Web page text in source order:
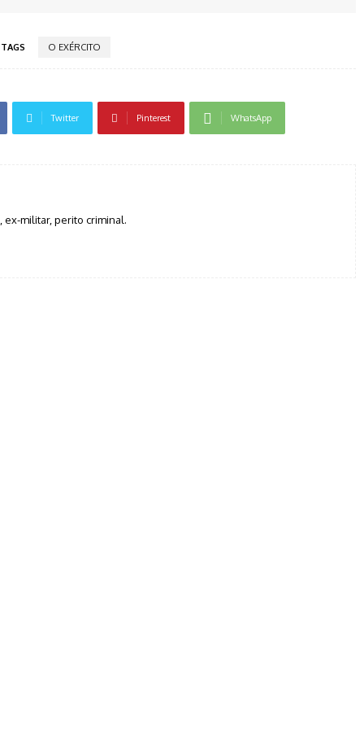
TAGS O EXÉRCITO
Twitter Pinterest WhatsApp
ex-militar, perito criminal.